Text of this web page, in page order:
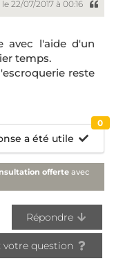
le 22/07/2017 à 00:16
avec l'aide d'un
temps.
reste
a été utile
0
offerte avec
Répondre
votre question